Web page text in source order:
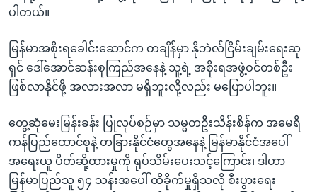
ပါတယ်။
မြန်မာအစိုးရခေါင်းဆောင်က တချိန်မှာ နိုဘဲလ်ငြိမ်းချမ်းရေးဆု
ရှင် ဒေါ်အောင်ဆန်းစုကြည်အနေနဲ့ သူ့ရဲ့ အစိုးရအဖွဲ့ဝင်တစ်ဦး
ဖြစ်လာနိုင်ဖို့ အလားအလာ မရှိဘူးလို့လည်း မပြောပါဘူး။
တွေ့ဆုံမေးမြန်းခန်း ပြုလုပ်စဉ်မှာ သမ္မတဦးသိန်းစိန်က အမေရိ
ကန်ပြည်ထောင်စုနဲ့ တခြားနိုင်ငံတွေအနေနဲ့ မြန်မာနိုင်ငံအပေါ်
အရေးယူ ပိတ်ဆို့ထားမှုကို ရုပ်သိမ်းပေးသင့်ကြောင်း၊ ဒါဟာ
မြန်မာပြည်သူ ၅၄ သန်းအပေါ် ထိခိုက်မှုရှိသလို စီးပွားရေး